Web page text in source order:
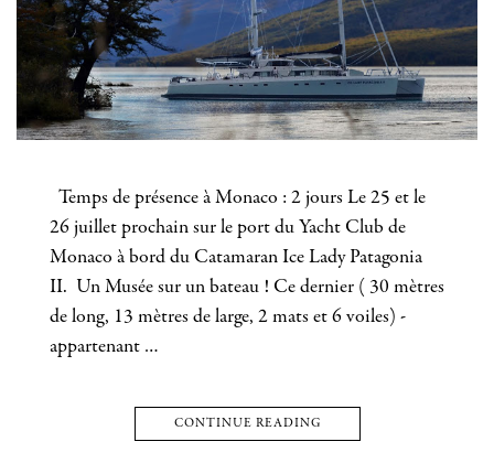
Temps de présence à Monaco : 2 jours Le 25 et le
26 juillet prochain sur le port du Yacht Club de
Monaco à bord du Catamaran Ice Lady Patagonia
II. Un Musée sur un bateau ! Ce dernier ( 30 mètres
de long, 13 mètres de large, 2 mats et 6 voiles) -
appartenant …
CONTINUE READING